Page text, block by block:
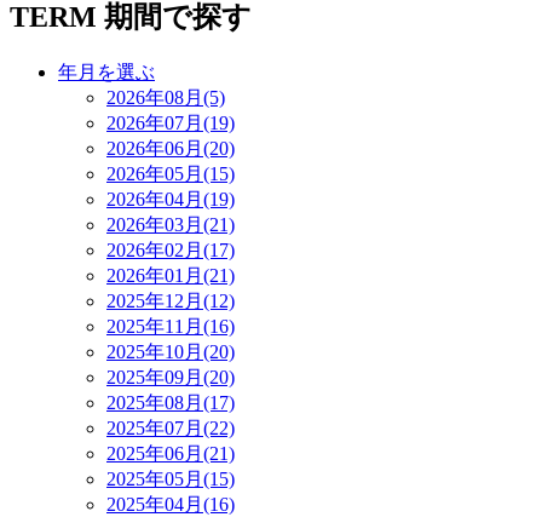
TERM 期間で探す
年月を選ぶ
2026年08月(5)
2026年07月(19)
2026年06月(20)
2026年05月(15)
2026年04月(19)
2026年03月(21)
2026年02月(17)
2026年01月(21)
2025年12月(12)
2025年11月(16)
2025年10月(20)
2025年09月(20)
2025年08月(17)
2025年07月(22)
2025年06月(21)
2025年05月(15)
2025年04月(16)